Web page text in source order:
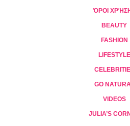
ΌΡΟΙ
BEAUTY
FASHION
LIFESTYLE
GO
VIDEOS
JULIA’S